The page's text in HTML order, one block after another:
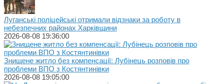
Луганські поліцейські отримали відзнаки за роботу в
небезпечних районах Харківщини
2026-08-08 19:36:00
Знищене житло без компенсації: Лубінець розповів про
проблеми ВПО з Костянтинівки
2026-08-08 19:05:00